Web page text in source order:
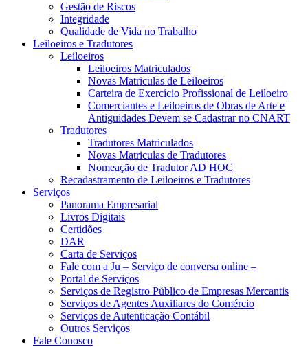
Gestão de Riscos
Integridade
Qualidade de Vida no Trabalho
Leiloeiros e Tradutores
Leiloeiros
Leiloeiros Matriculados
Novas Matriculas de Leiloeiros
Carteira de Exercício Profissional de Leiloeiro
Comerciantes e Leiloeiros de Obras de Arte e
Antiguidades Devem se Cadastrar no CNART
Tradutores
Tradutores Matriculados
Novas Matriculas de Tradutores
Nomeação de Tradutor AD HOC
Recadastramento de Leiloeiros e Tradutores
Serviços
Panorama Empresarial
Livros Digitais
Certidões
DAR
Carta de Serviços
Fale com a Ju – Serviço de conversa online –
Portal de Serviços
Serviços de Registro Público de Empresas Mercantis
Serviços de Agentes Auxiliares do Comércio
Serviços de Autenticação Contábil
Outros Serviços
Fale Conosco